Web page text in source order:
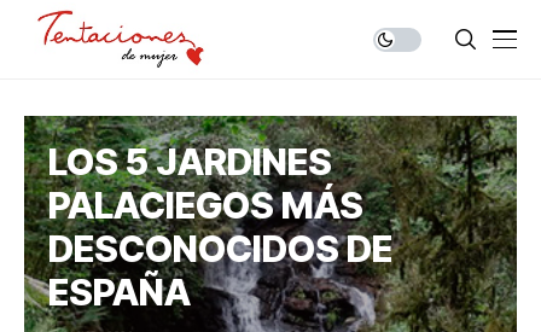
LOS 5 JARDINES
PALACIEGOS MÁS
DESCONOCIDOS DE
ESPAÑA